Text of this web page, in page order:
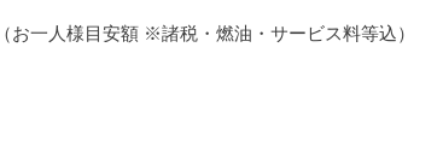
（お一人様目安額 ※諸税・燃油・サービス料等込）